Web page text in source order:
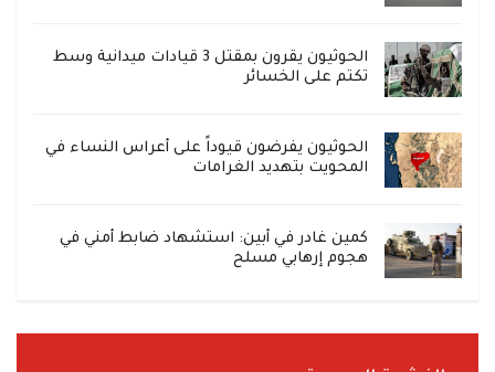
الحوثيون يقرون بمقتل 3 قيادات ميدانية وسط
تكتم على الخسائر
الحوثيون يفرضون قيوداً على أعراس النساء في
المحويت بتهديد الغرامات
كمين غادر في أبين: استشهاد ضابط أمني في
هجوم إرهابي مسلح